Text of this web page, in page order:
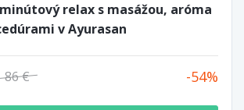
relax s masážou, aróma
v Ayurasan
86 € 54